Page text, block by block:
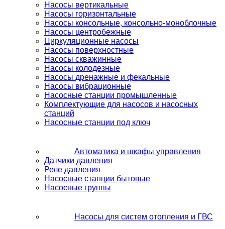
Насосы вертикальные
Насосы горизонтальные
Насосы консольные, консольно-моноблочные
Насосы центробежные
Циркуляционные насосы
Насосы поверхностные
Насосы скважинные
Насосы колодезные
Насосы дренажные и фекальные
Насосы вибрационные
Насосные станции промышленные
Комплектующие для насосов и насосных
станций
Насосные станции под ключ
Автоматика и шкафы управления
Датчики давления
Реле давления
Насосные станции бытовые
Насосные группы
Насосы для систем отопления и ГВС